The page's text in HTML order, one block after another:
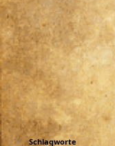
Schlagworte